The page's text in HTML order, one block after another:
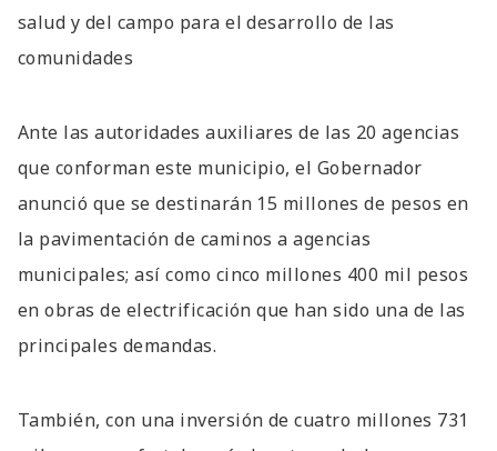
salud y del campo para el desarrollo de las
comunidades
Ante las autoridades auxiliares de las 20 agencias
que conforman este municipio, el Gobernador
anunció que se destinarán 15 millones de pesos en
la pavimentación de caminos a agencias
municipales; así como cinco millones 400 mil pesos
en obras de electrificación que han sido una de las
principales demandas.
También, con una inversión de cuatro millones 731